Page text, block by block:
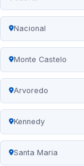
Nacional
Monte Castelo
Arvoredo
Kennedy
Santa Maria